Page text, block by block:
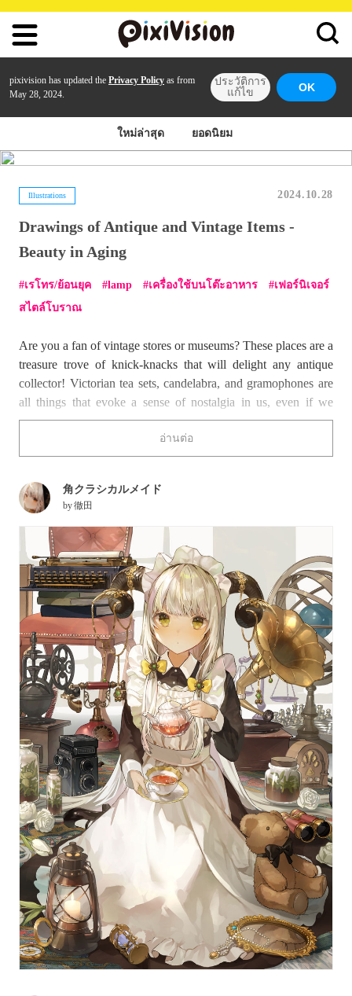
pixivision has updated the Privacy Policy as from
May 28, 2024.
ประวัติการ
แก้ไข
OK
ใหม่ล่าสุด ยอดนิยม
Illustrations 2024.10.28
Drawings of Antique and Vintage Items -
Beauty in Aging
เรโทร/ย้อนยุค lamp เครื่องใช้บนโต๊ะอาหาร
เฟอร์นิเจอร์
สไตล์โบราณ
Are you a fan of vintage stores or museums? These places are a
treasure trove of knick-knacks that will delight any antique
collector! Victorian tea sets, candelabra, and gramophones are
all things that evoke a sense of nostalgia in us, even if we
weren’t born during that era. Even broken and dusty “junk”
items can take on a special kind of charm when displayed in a
store, and you might find yourself itching to display it in your
Enjoy the illustrations below, and get ready to be transported to
the past!
อ่านต่อ
角クラシカルメイド
by徹田